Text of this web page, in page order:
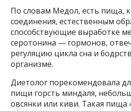
По словам Медол, есть пища,
соединения, естественным
способствующие выработке
серотонина — гормонов,
регуляцию цикла сна и
организме.
Диетолог порекомендовала
пищи горсть миндаля,
овсянки или киви. Такая пища